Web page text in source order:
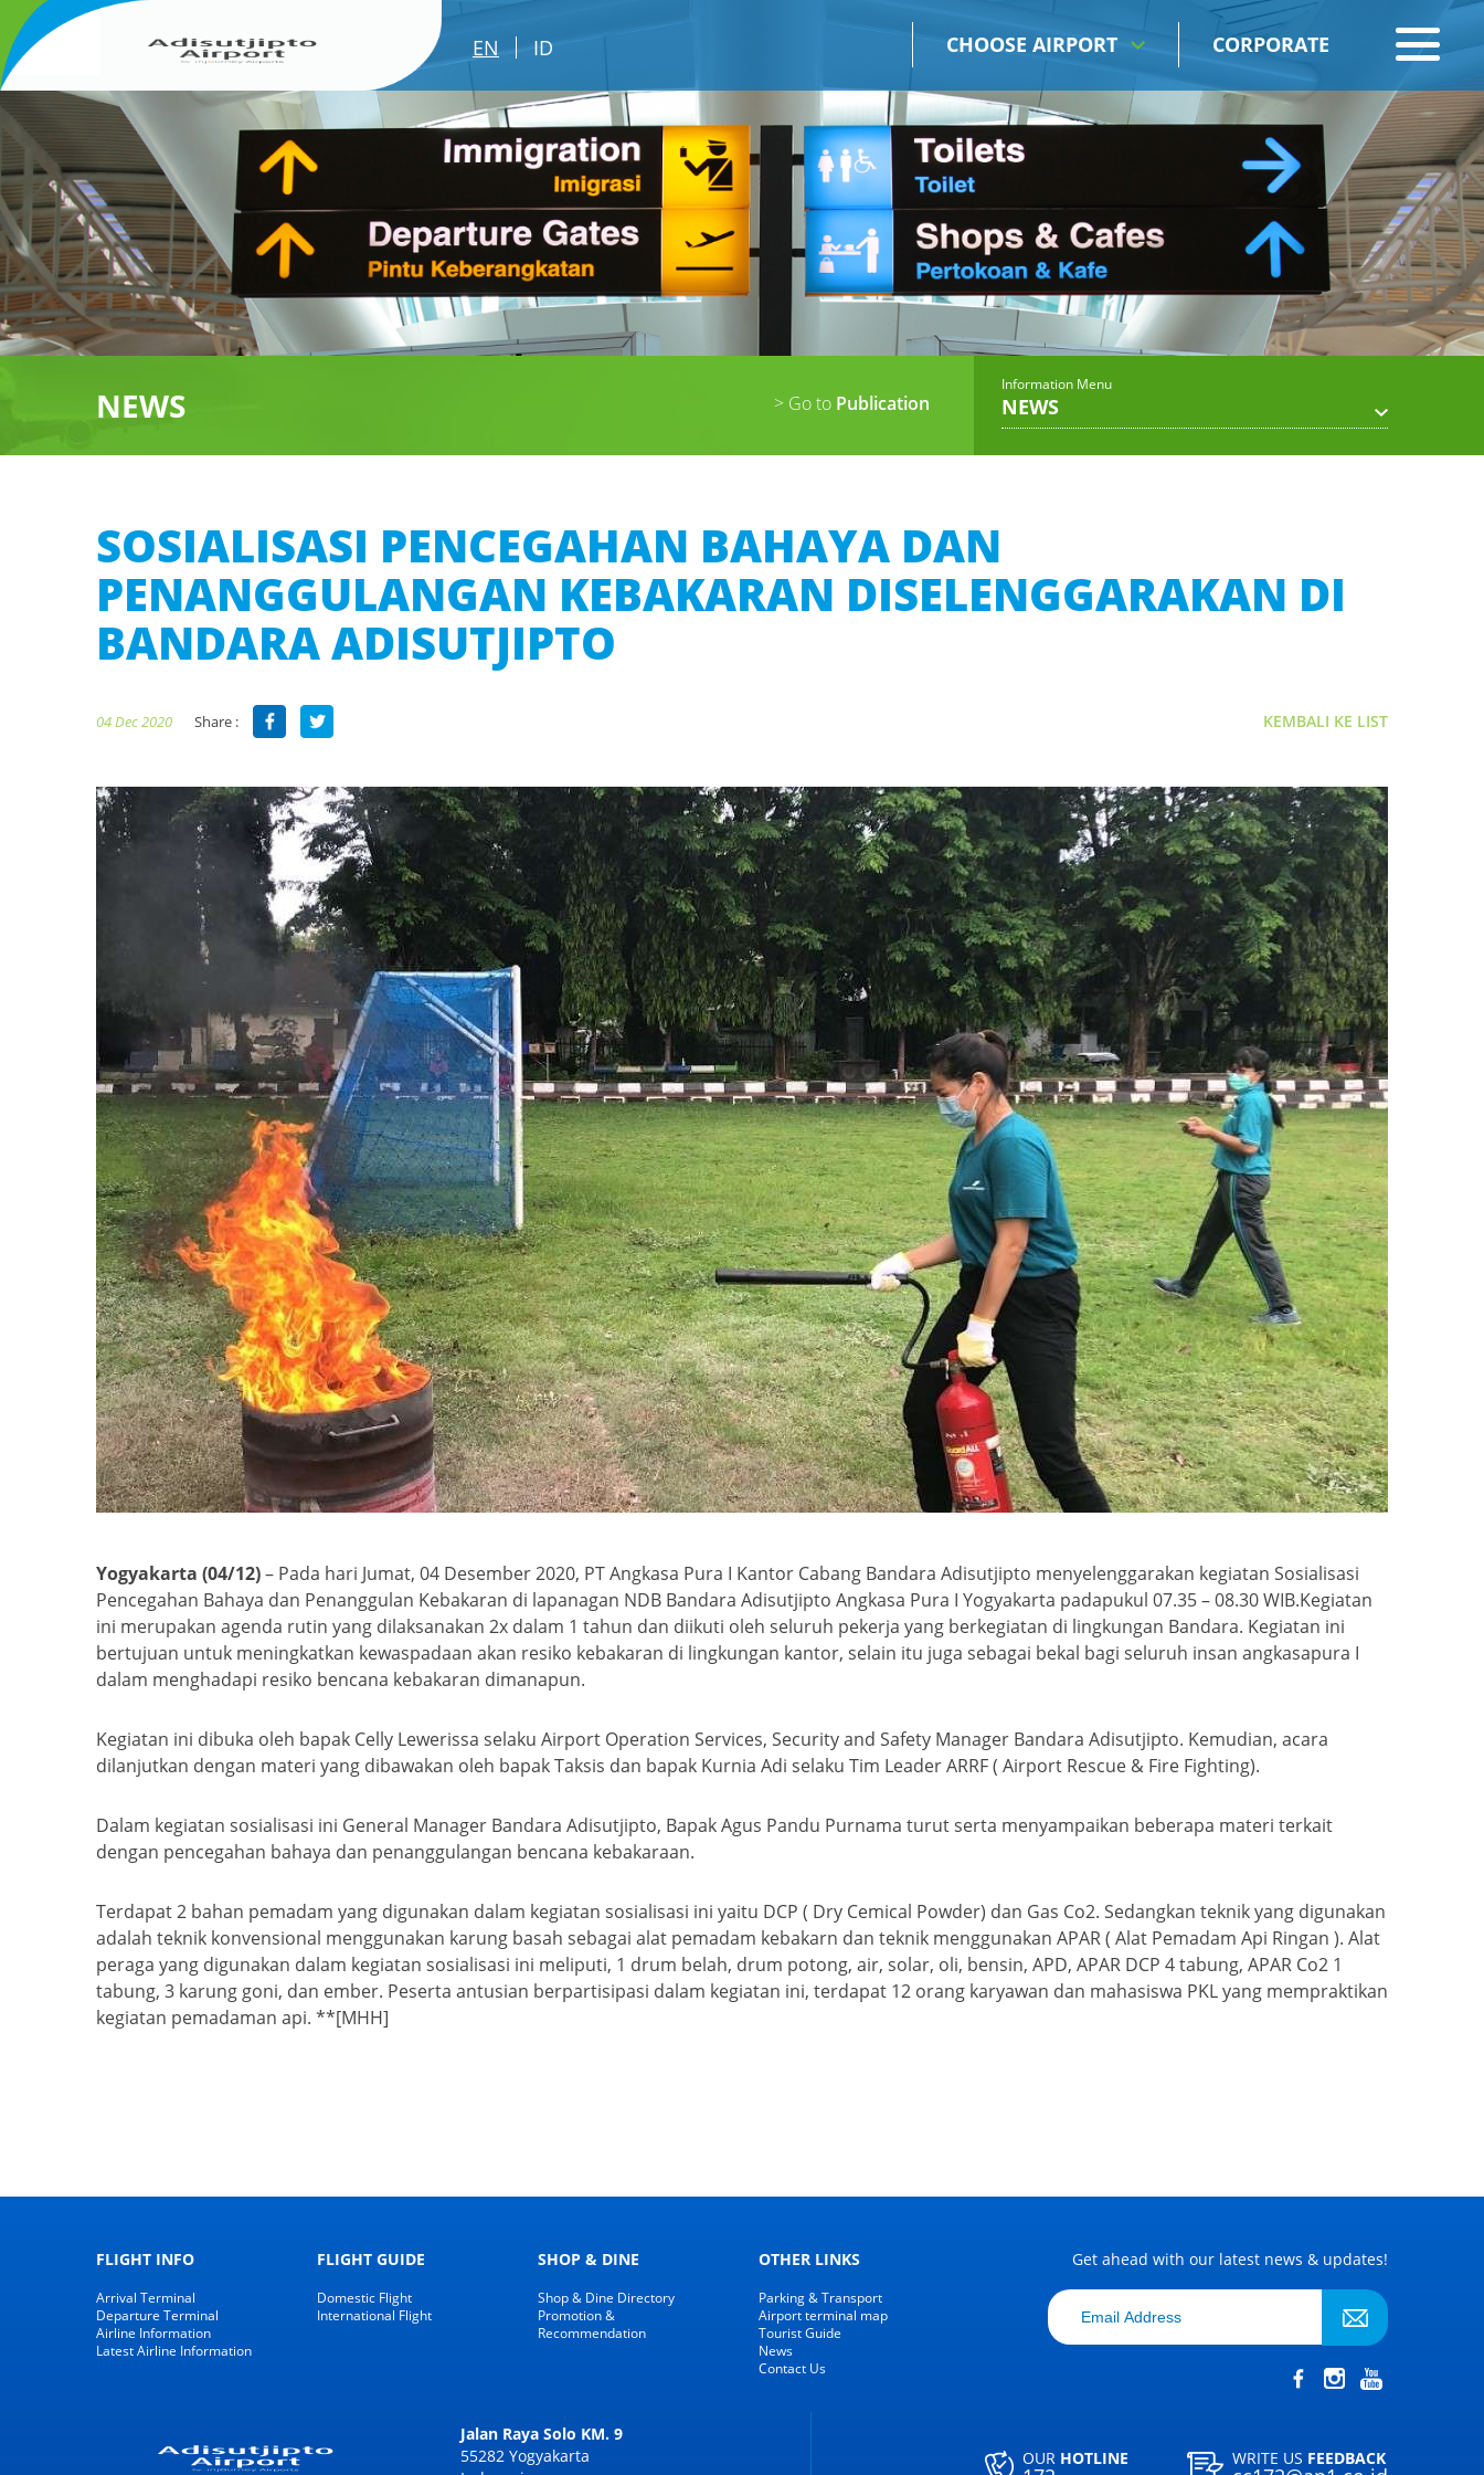
EN ID CHOOSE AIRPORT CORPORATE
NEWS > Go to Publication
Information Menu
NEWS
SOSIALISASI PENCEGAHAN BAHAYA DAN
PENANGGULANGAN KEBAKARAN DISELENGGARAKAN DI
BANDARA ADISUTJIPTO
04 Dec 2020 Share : KEMBALI KE LIST
Yogyakarta (04/12)– Pada hari Jumat, 04 Desember 2020, PT Angkasa Pura I Kantor Cabang Bandara Adisutjipto menyelenggarakan kegiatan Sosialisasi
Pencegahan Bahaya dan Penanggulan Kebakaran di lapanagan NDB Bandara Adisutjipto Angkasa Pura I Yogyakarta padapukul 07.35 – 08.30 WIB.Kegiatan
ini merupakan agenda rutin yang dilaksanakan 2x dalam 1 tahun dan diikuti oleh seluruh pekerja yang berkegiatan di lingkungan Bandara. Kegiatan ini
bertujuan untuk meningkatkan kewaspadaan akan resiko kebakaran di lingkungan kantor, selain itu juga sebagai bekal bagi seluruh insan angkasapura I
dalam menghadapi resiko bencana kebakaran dimanapun.
Kegiatan ini dibuka oleh bapak Celly Lewerissa selaku Airport Operation Services, Security and Safety Manager Bandara Adisutjipto. Kemudian, acara
dilanjutkan dengan materi yang dibawakan oleh bapak Taksis dan bapak Kurnia Adi selaku Tim Leader ARRF ( Airport Rescue & Fire Fighting).
Dalam kegiatan sosialisasi ini General Manager Bandara Adisutjipto, Bapak Agus Pandu Purnama turut serta menyampaikan beberapa materi terkait
dengan pencegahan bahaya dan penanggulangan bencana kebakaraan.
Terdapat 2 bahan pemadam yang digunakan dalam kegiatan sosialisasi ini yaitu DCP ( Dry Cemical Powder) dan Gas Co2. Sedangkan teknik yang digunakan
adalah teknik konvensional menggunakan karung basah sebagai alat pemadam kebakarn dan teknik menggunakan APAR ( Alat Pemadam Api Ringan ). Alat
peraga yang digunakan dalam kegiatan sosialisasi ini meliputi, 1 drum belah, drum potong, air, solar, oli, bensin, APD, APAR DCP 4 tabung, APAR Co2 1
tabung, 3 karung goni, dan ember. Peserta antusian berpartisipasi dalam kegiatan ini, terdapat 12 orang karyawan dan mahasiswa PKL yang mempraktikan
kegiatan pemadaman api. **[MHH]
FLIGHT INFO
Arrival Terminal
Departure Terminal
Airline Information
Latest Airline Information
FLIGHT GUIDE
Domestic Flight
International Flight
SHOP & DINE
Shop & Dine Directory
Promotion &
Recommendation
OTHER LINKS
Parking & Transport
Airport terminal map
Tourist Guide
News
Contact Us
Get ahead with our latest news & updates!
Jalan Raya Solo KM. 9
55282 Yogyakarta
OUR HOTLINE WRITE US FEEDBACK